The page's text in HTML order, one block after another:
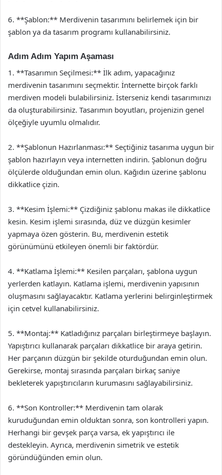
6. **Şablon:** Merdivenin tasarımını belirlemek için bir
şablon ya da tasarım programı kullanabilirsiniz.
Adım Adım Yapım Aşaması
1. **Tasarımın Seçilmesi:** İlk adım, yapacağınız
merdivenin tasarımını seçmektir. İnternette birçok farklı
merdiven modeli bulabilirsiniz. İsterseniz kendi tasarımınızı
da oluşturabilirsiniz. Tasarımın boyutları, projenizin genel
ölçeğiyle uyumlu olmalıdır.
2. **Şablonun Hazırlanması:** Seçtiğiniz tasarıma uygun bir
şablon hazırlayın veya internetten indirin. Şablonun doğru
ölçülerde olduğundan emin olun. Kağıdın üzerine şablonu
dikkatlice çizin.
3. **Kesim İşlemi:** Çizdiğiniz şablonu makas ile dikkatlice
kesin. Kesim işlemi sırasında, düz ve düzgün kesimler
yapmaya özen gösterin. Bu, merdivenin estetik
görünümünü etkileyen önemli bir faktördür.
4. **Katlama İşlemi:** Kesilen parçaları, şablona uygun
yerlerden katlayın. Katlama işlemi, merdivenin yapısının
oluşmasını sağlayacaktır. Katlama yerlerini belirginleştirmek
için cetvel kullanabilirsiniz.
5. **Montaj:** Katladığınız parçaları birleştirmeye başlayın.
Yapıştırıcı kullanarak parçaları dikkatlice bir araya getirin.
Her parçanın düzgün bir şekilde oturduğundan emin olun.
Gerekirse, montaj sırasında parçaları birkaç saniye
bekleterek yapıştırıcıların kurumasını sağlayabilirsiniz.
6. **Son Kontroller:** Merdivenin tam olarak
kuruduğundan emin olduktan sonra, son kontrolleri yapın.
Herhangi bir gevşek parça varsa, ek yapıştırıcı ile
destekleyin. Ayrıca, merdivenin simetrik ve estetik
göründüğünden emin olun.